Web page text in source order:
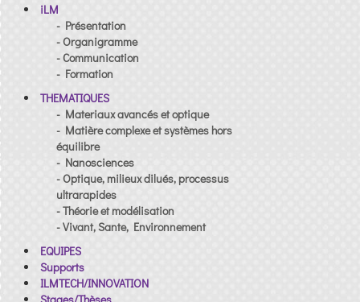
iLM
- Présentation
- Organigramme
- Communication
- Formation
THEMATIQUES
- Materiaux avancés et optique
- Matière complexe et systèmes hors
équilibre
- Nanosciences
- Optique, milieux dilués, processus
ultrarapides
- Théorie et modélisation
- Vivant, Sante, Environnement
EQUIPES
Supports
ILMTECH/INNOVATION